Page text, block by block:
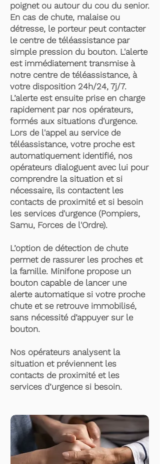
poignet ou autour du cou du senior.
En cas de chute, malaise ou
détresse, le porteur peut contacter
le centre de téléassistance par
simple pression du bouton. L'alerte
est immédiatement transmise à
notre centre de téléassistance, à
votre disposition 24h/24, 7j/7.
L’alerte est ensuite prise en charge
rapidement par nos opérateurs,
formés aux situations d'urgence.
Lors de l'appel au service de
téléassistance, votre proche est
automatiquement identifié, nos
opérateurs dialoguent avec lui pour
comprendre la situation et si
nécessaire, ils contactent les
contacts de proximité et si besoin
les services d'urgence (Pompiers,
Samu, Forces de l'Ordre).
L’option de détection de chute
permet de rassurer les proches et
la famille. Minifone propose un
bouton capable de lancer une
alerte automatique si votre proche
chute et se retrouve immobilisé,
sans nécessité d’appuyer sur le
bouton.
Nos opérateurs analysent la
situation et préviennent les
contacts de proximité et les
services d’urgence si besoin.